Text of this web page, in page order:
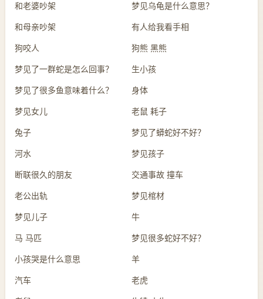
和老婆吵架 梦见乌龟是什么意思？
和母亲吵架 有人给我看手相
狗咬人 狗熊 黑熊
梦见了一群蛇是怎么回事？ 生小孩
梦见了很多鱼意味着什么？ 身体
梦见女儿 老鼠 耗子
兔子 梦见了蟒蛇好不好？
河水 梦见孩子
断联很久的朋友 交通事故 撞车
老公出轨 梦见棺材
梦见儿子 牛
马 马匹 梦见很多蛇好不好？
小孩哭是什么意思 羊
汽车 老虎